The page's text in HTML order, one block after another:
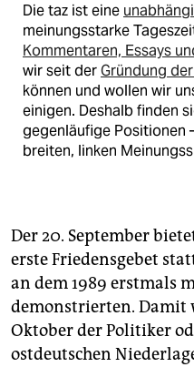
Die taz ist eine
meinungsstarke
Kommentaren, Essays
wir seit derGründung
können und wollen wir
einigen. Deshalb finden
gegenläufige Positionen
breiten, linken
Der 20. September
erste Friedensgebet
an dem 1989 erstmals
demonstrierten. Damit
Oktober der Politiker
ostdeutschen